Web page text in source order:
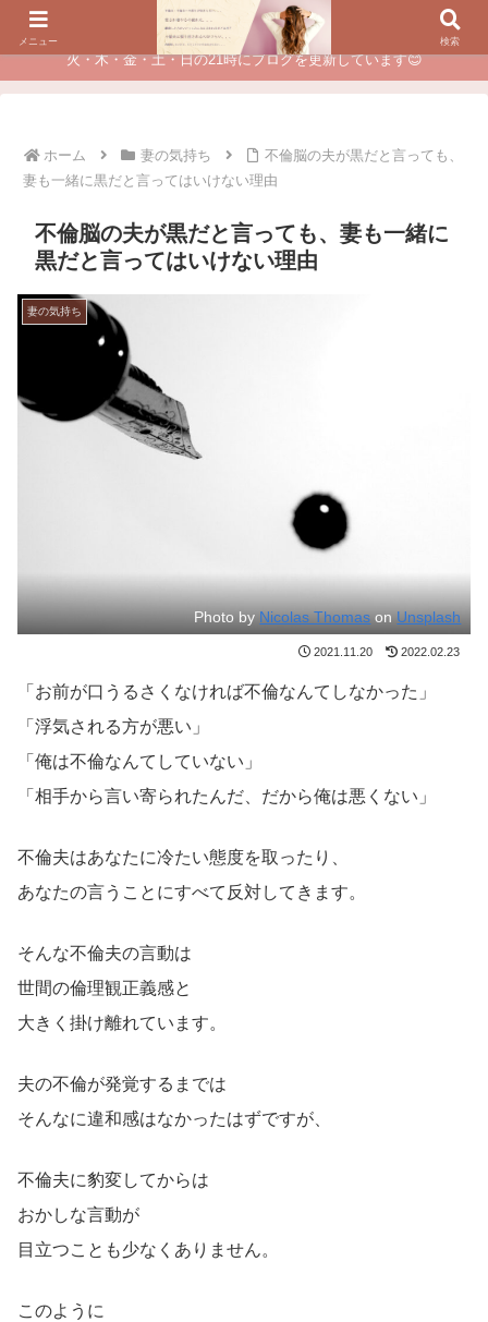
夫に不倫されたつらい経験が、あなたのチャンスに変わるカウンセリング
火・木・金・土・日の21時にブログを更新しています😊
ホーム 妻の気持ち
不倫脳の夫が黒だと言っても、
妻も一緒に黒だと言ってはいけない理由
不倫脳の夫が黒だと言っても、妻も一緒に
黒だと言ってはいけない理由
妻の気持ち
Photo by Nicolas Thomas on Unsplash
2021.11.20 2022.02.23
「お前が口うるさくなければ不倫なんてしなかった」
「浮気される方が悪い」
「俺は不倫なんてしていない」
「相手から言い寄られたんだ、だから俺は悪くない」
不倫夫はあなたに冷たい態度を取ったり、
あなたの言うことにすべて反対してきます。
そんな不倫夫の言動は
世間の倫理観正義感と
大きく掛け離れています。
夫の不倫が発覚するまでは
そんなに違和感はなかったはずですが、
不倫夫に豹変してからは
おかしな言動が
目立つことも少なくありません。
このように
メニュー 検索